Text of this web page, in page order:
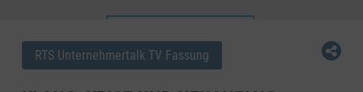
RTS Unternehmertalk TV Fassung